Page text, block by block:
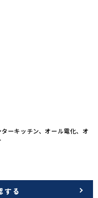
ーキッチン、オール電化、オ
する